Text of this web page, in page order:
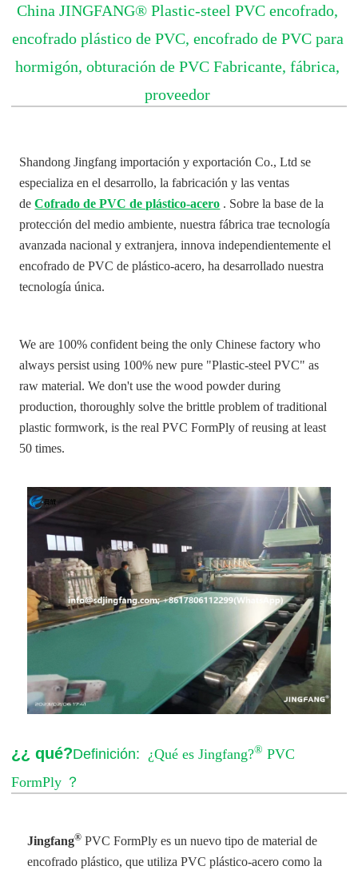
China JINGFANG® Plastic-steel PVC encofrado,
encofrado plástico de PVC, encofrado de PVC para
hormigón, obturación de PVC Fabricante, fábrica,
proveedor
Shandong Jingfang importación y exportación Co., Ltd se
especializa en el desarrollo, la fabricación y las ventas
deCofrado de PVC de plástico-acero . Sobre la base de la
protección del medio ambiente, nuestra fábrica trae tecnología
avanzada nacional y extranjera, innova independientemente el
encofrado de PVC de plástico-acero, ha desarrollado nuestra
tecnología única.
We are 100% confident being the only Chinese factory who
always persist using 100% new pure "Plastic-steel PVC" as
raw material. We don't use the wood powder during
production, thoroughly solve the brittle problem of traditional
plastic formwork, is the real PVC FormPly of reusing at least
50 times.
¿¿ qué?Definición: ¿Qué es Jingfang?® PVC
FormPly ？
Jingfang® PVC FormPlyes un nuevo tipo de material de
encofrado plástico, que utiliza PVC plástico-acero como la